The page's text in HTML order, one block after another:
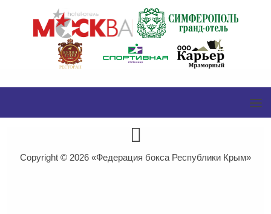
Copyright © 2026 «Федерация бокса Республики Крым»